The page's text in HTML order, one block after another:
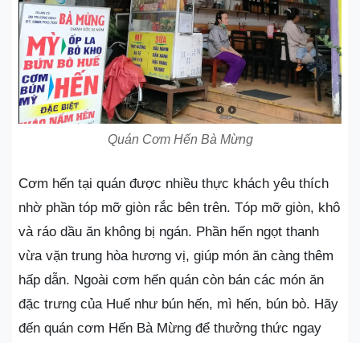
Quán Cơm Hến Bà Mừng
Cơm hến tại quán được nhiều thực khách yêu thích
nhờ phần tóp mỡ giòn rắc bên trên. Tóp mỡ giòn, khô
và ráo dầu ăn không bị ngán. Phần hến ngọt thanh
vừa vặn trung hòa hương vị, giúp món ăn càng thêm
hấp dẫn. Ngoài cơm hến quán còn bán các món ăn
đặc trưng của Huế như bún hến, mì hến, bún bò. Hãy
đến quán cơm Hến Bà Mừng để thưởng thức ngay